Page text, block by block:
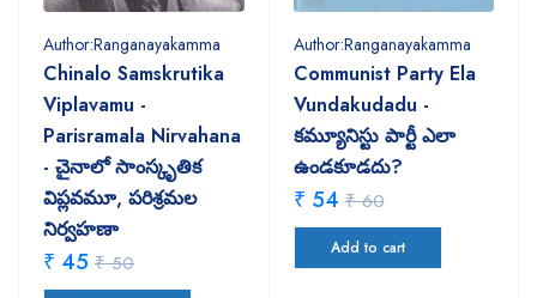
Author:Ranganayakamma
Chinalo Samskrutika
Viplavamu -
Parisramala Nirvahana
- చైనాలో సాంస్కృతిక
విప్లవమూ, పరిశ్రమల
నిర్వహణా
₹ 45 ₹ 50
Author:Ranganayakamma
Communist Party Ela
Vundakudadu -
కమ్యూనిస్టు పార్టీ ఎలా
ఉండకూడదు?
₹ 54 ₹ 60
Add to cart